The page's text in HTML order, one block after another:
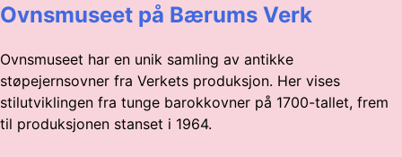
Ovnsmuseet på Bærums Verk
Ovnsmuseet har en unik samling av antikke
støpejernsovner fra Verkets produksjon. Her vises
stilutviklingen fra tunge barokkovner på 1700-tallet, frem
til produksjonen stanset i 1964.